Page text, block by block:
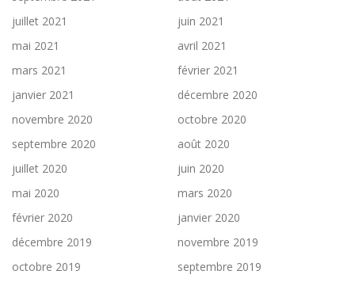
juillet 2021
juin 2021
mai 2021
avril 2021
mars 2021
février 2021
janvier 2021
décembre 2020
novembre 2020
octobre 2020
septembre 2020
août 2020
juillet 2020
juin 2020
mai 2020
mars 2020
février 2020
janvier 2020
décembre 2019
novembre 2019
octobre 2019
septembre 2019